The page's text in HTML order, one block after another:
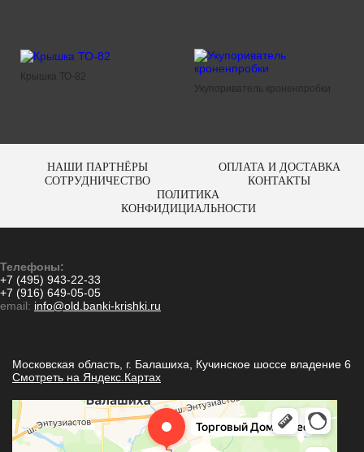
Крышка ТО-82
Укупориватель кроненпробки
НАШИ ПАРТНЁРЫ
ОПЛАТА И ДОСТАВКА
СОТРУДНИЧЕСТВО
КОНТАКТЫ
ПОЛИТИКА
КОНФИДИЦИАЛЬНОСТИ
Телефоны:
+7 (495) 943-22-33
+7 (916) 649-05-05
email: info@old.banki-krishki.ru
Московская область, г. Балашиха, Кучинское шоссе владение 6
Смотреть на Яндекс.Картах